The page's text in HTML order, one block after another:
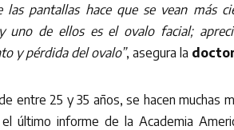
las pantallas hace que se vean más
uno de ellos es el ovalo facial;
y pérdida del ovalo”, asegura la
entre 25 y 35 años, se hacen muchas
último informe de la Academia